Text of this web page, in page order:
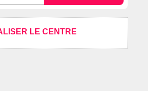
LE CENTRE